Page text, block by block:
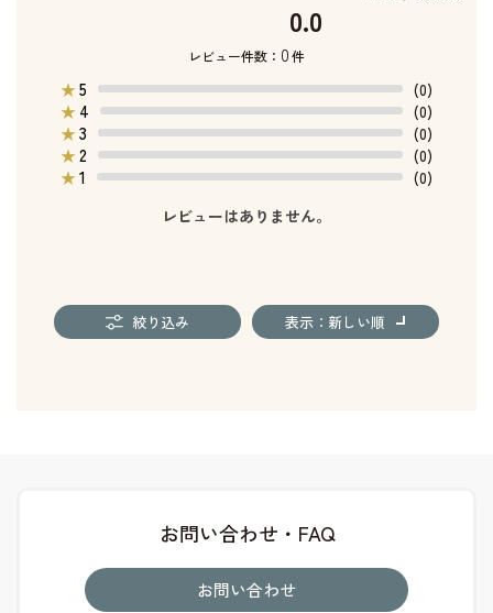
0.0
レビュー件数： 0件
★5
(0)
★ 4
(0)
★3
(0)
★2
(0)
★1
(0)
レビューはありません。
絞り込み 表示：新しい順
お問い合わせ・FAQ
お問い合わせ